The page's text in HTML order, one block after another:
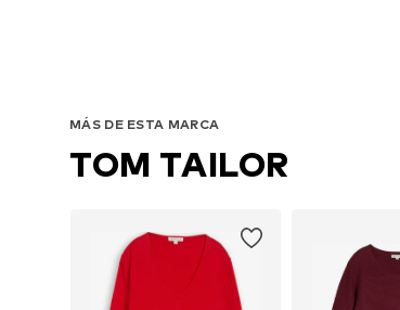
MÁS DE ESTA MARCA
TOM TAILOR